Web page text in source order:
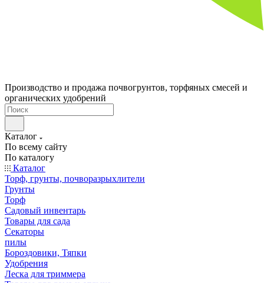
Производство и продажа почвогрунтов, торфяных смесей и
органических удобрений
Каталог
По всему сайту
По каталогу
Каталог
Торф, грунты, почворазрыхлители
Грунты
Торф
Садовый инвентарь
Товары для сада
Секаторы
пилы
Бороздовики, Тяпки
Удобрения
Леска для триммера